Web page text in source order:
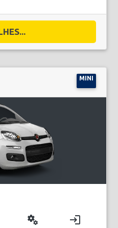
MINI
miscellaneous_services login